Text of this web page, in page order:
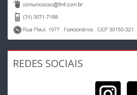
REDES SOCIAIS